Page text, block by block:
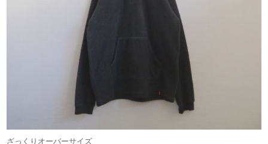
ざっくりオーバーサイズ